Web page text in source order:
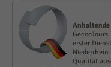
GeccoTours
erster
Qualität